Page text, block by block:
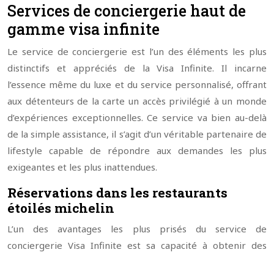
Services de conciergerie haut de
gamme visa infinite
Le service de conciergerie est l’un des éléments les plus
distinctifs et appréciés de la Visa Infinite. Il incarne
l’essence même du luxe et du service personnalisé, offrant
aux détenteurs de la carte un accès privilégié à un monde
d’expériences exceptionnelles. Ce service va bien au-delà
de la simple assistance, il s’agit d’un véritable partenaire de
lifestyle capable de répondre aux demandes les plus
exigeantes et les plus inattendues.
Réservations dans les restaurants
étoilés michelin
L’un des avantages les plus prisés du service de
conciergerie Visa Infinite est sa capacité à obtenir des